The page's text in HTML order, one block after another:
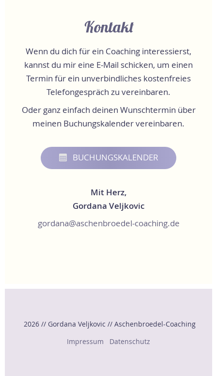
Kontakt
Wenn du dich für ein Coaching interessierst,
kannst du mir eine E-Mail schicken, um einen
Termin für ein unverbindliches kostenfreies
Telefongespräch zu vereinbaren.
Oder ganz einfach deinen Wunschtermin über
meinen Buchungskalender vereinbaren.
BUCHUNGSKALENDER
Mit Herz,
Gordana Veljkovic
gordana@aschenbroedel-coaching.de
2026 // Gordana Veljkovic // Aschenbroedel-Coaching
Impressum
Datenschutz